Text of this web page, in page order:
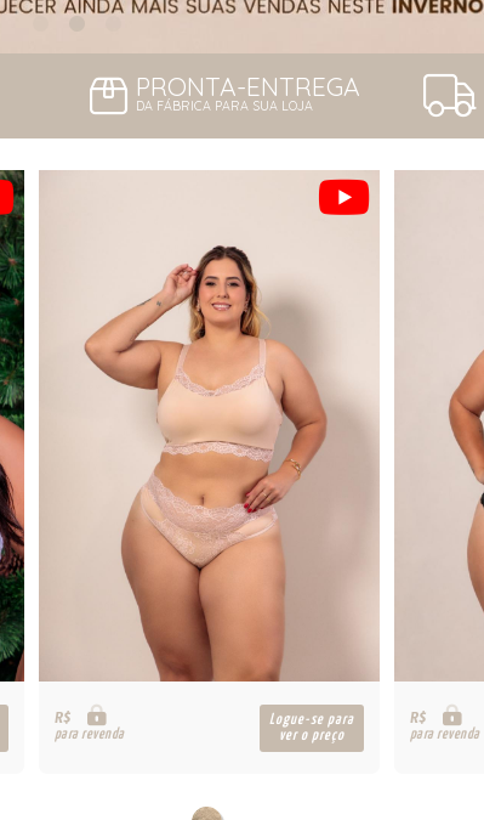
PRONTA-ENTREGA
DA FÁBRICA PARA SUA LOJA
R$
para revenda
Logue-se para
ver o preço
R$
para revenda